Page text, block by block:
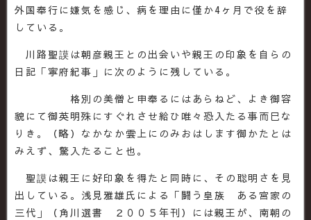
外国奉行に嫌気を感じ、病を理由に僅か4ヶ月で役を辞
している。
川路聖謨は朝彦親王との出会いや親王の印象を自らの
日記「寧府紀事」に次のように残している。
格別の美僧と申奉るにはあらねど、よき御容
貌にて御英明殊にすぐれさせ給ひ唯々恐入たる事而巳な
りき。（略）なかなか雲上にのみおはします御かたとは
みえず、驚入たること也。
聖謨は親王に好印象を得たと同時に、その聡明さを見
出している。浅見雅雄氏による「闘う皇族 ある宮家の
三代」（角川選書 ２００５年刊）には親王が、南朝の